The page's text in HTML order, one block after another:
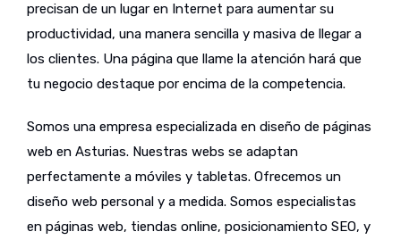
precisan de un lugar en Internet para aumentar su
productividad, una manera sencilla y masiva de llegar a
los clientes. Una página que llame la atención hará que
tu negocio destaque por encima de la competencia.
Somos una empresa especializada en diseño de páginas
web en Asturias. Nuestras webs se adaptan
perfectamente a móviles y tabletas. Ofrecemos un
diseño web personal y a medida. Somos especialistas
en páginas web, tiendas online, posicionamiento SEO, y